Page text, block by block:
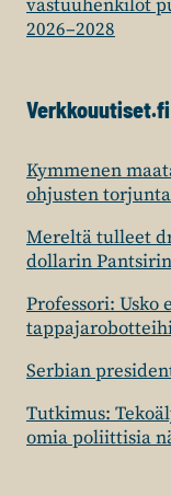
vastuuhenkilöt
2026–2028
Verkkouutiset.fi
Kymmenen
ohjusten
Mereltä tulleet
dollarin
Professori:
Serbian
Tutkimus:
omia poliittisia